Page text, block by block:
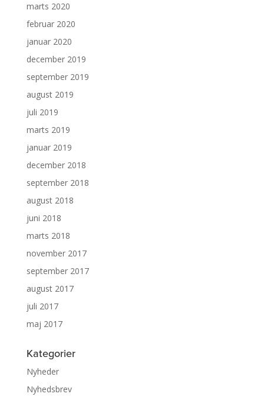
marts 2020
februar 2020
januar 2020
december 2019
september 2019
august 2019
juli 2019
marts 2019
januar 2019
december 2018
september 2018
august 2018
juni 2018
marts 2018
november 2017
september 2017
august 2017
juli 2017
maj 2017
Kategorier
Nyheder
Nyhedsbrev